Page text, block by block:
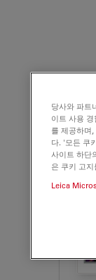
당사와 파트
이트 사용
를 제공하며
다. '모든 쿠
사이트 하단
은 쿠키 고
Leica